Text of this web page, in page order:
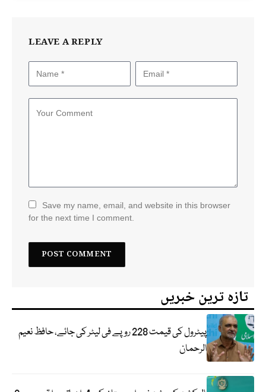
LEAVE A REPLY
Save my name, email, and website in this browser
for the next time I comment.
تازہ ترین خبریں
پیٹرول کی قیمت 228 روپے فی لیٹر کی جائے، حافظ نعیم
الرحمان